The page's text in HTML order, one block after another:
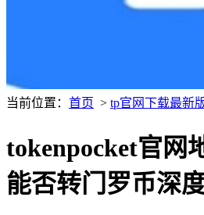
当前位置： 首页 > tp官网下载最新
tokenpocket官网
能否转门罗币深